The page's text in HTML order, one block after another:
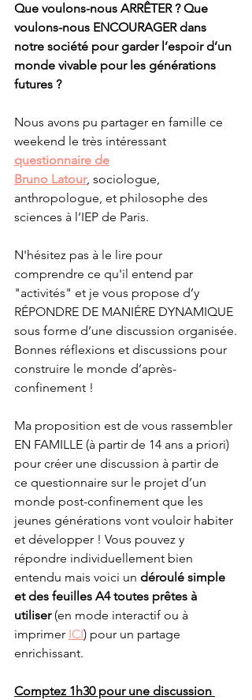
Que voulons-nous ARRÊTER ? Que
voulons-nous ENCOURAGER dans
notre société pour garder l’espoir d’un
monde vivable pour les générations
futures ?
Nous avons pu partager en famille ce
weekend le très intéressant
questionnaire de
Bruno Latour, sociologue,
anthropologue, et philosophe des
sciences à l’IEP de Paris.
N'hésitez pas à le lire pour
comprendre ce qu'il entend par
"activités" et je vous propose d’y
RÉPONDRE DE MANIÉRE DYNAMIQUE
sous forme d’une discussion organisée.
Bonnes réflexions et discussions pour
construire le monde d’après-
confinement !
Ma proposition est de vous rassembler
EN FAMILLE (à partir de 14 ans a priori)
pour créer une discussion à partir de
ce questionnaire sur le projet d’un
monde post-confinement que les
jeunes générations vont vouloir habiter
et développer ! Vous pouvez y
répondre individuellement bien
entendu mais voici un déroulé simple
et des feuilles A4 toutes prêtes à
utiliser (en mode interactif ou à
imprimer ICI) pour un partage
enrichissant.
Comptez 1h30 pour une discussion